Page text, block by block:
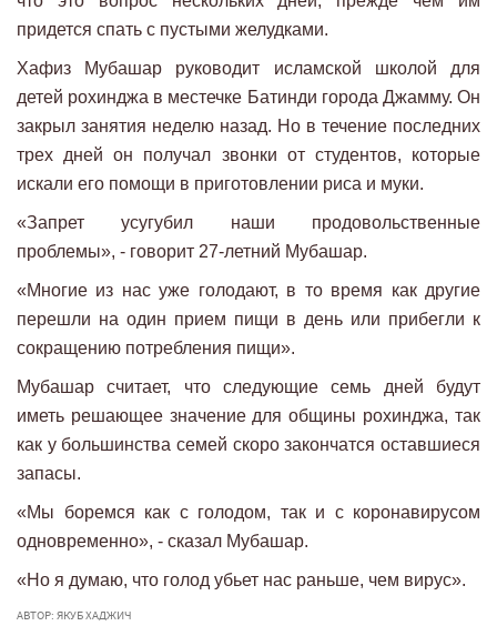
придется спать с пустыми желудками.
Хафиз Мубашар руководит исламской школой для
детей рохинджа в местечке Батинди города Джамму. Он
закрыл занятия неделю назад. Но в течение последних
трех дней он получал звонки от студентов, которые
искали его помощи в приготовлении риса и муки.
«Запрет усугубил наши продовольственные
проблемы», - говорит 27-летний Мубашар.
«Многие из нас уже голодают, в то время как другие
перешли на один прием пищи в день или прибегли к
сокращению потребления пищи».
Мубашар считает, что следующие семь дней будут
иметь решающее значение для общины рохинджа, так
как у большинства семей скоро закончатся оставшиеся
запасы.
«Мы боремся как с голодом, так и с коронавирусом
одновременно», - сказал Мубашар.
«Но я думаю, что голод убьет нас раньше, чем вирус».
АВТОР: ЯКУБ ХАДЖИЧ